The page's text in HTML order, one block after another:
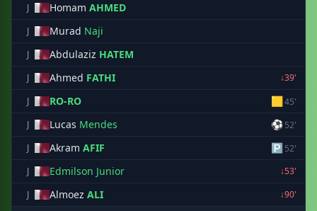
J Homam AHMED
J Murad Naji
J Abdulaziz HATEM
J Ahmed FATHI
↓39'
J
RO-RO 🟨45'
J
Lucas Mendes ⚽ 52'
J
Akram AFIF 🅿52'
J
Edmilson Junior
↓53'
J
Almoez ALI ↓90'